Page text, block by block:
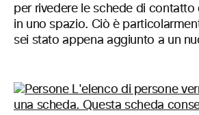
per rivedere le schede di contatto
in uno spazio. Ciò è
sei stato appena aggiunto a un